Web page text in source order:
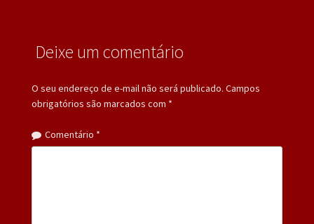
Deixe um comentário
O seu endereço de e-mail não será publicado. Campos
obrigatórios são marcados com *
Comentário *